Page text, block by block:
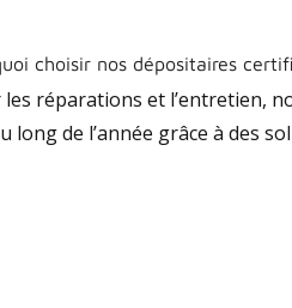
choisir nos dépositaires
réparations et l’entretien,
de l’année grâce à des